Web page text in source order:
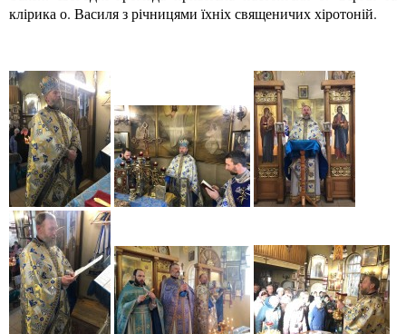
клірика о. Василя з річницями їхніх священичих хіротоній.